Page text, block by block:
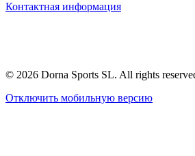
Контактная информация
© 2026 Dorna Sports SL. All rights
Отключить мобильную версию